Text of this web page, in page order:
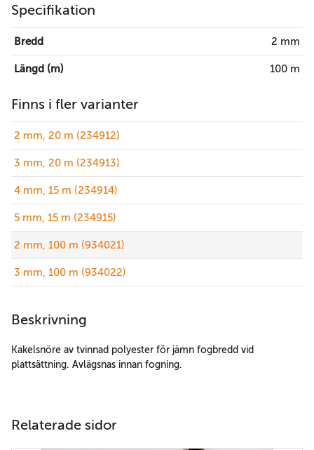
Specifikation
Bredd 2 mm
Längd (m) 100 m
Finns i fler varianter
2 mm, 20 m (234912)
3 mm, 20 m (234913)
4 mm, 15 m (234914)
5 mm, 15 m (234915)
2 mm, 100 m (934021)
3 mm, 100 m (934022)
Beskrivning
Kakelsnöre av tvinnad polyester för jämn fogbredd vid
plattsättning. Avlägsnas innan fogning.
Relaterade sidor